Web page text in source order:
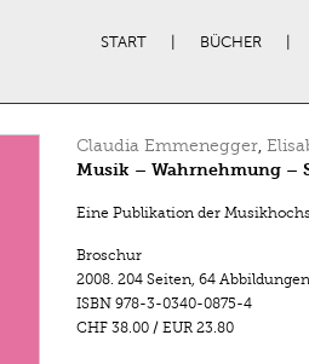
START BÜCHER
Claudia Emmenegger,
Musik – Wahrnehmung –
Eine Publikation der
Broschur
2008. 204 Seiten, 64
ISBN 978-3-0340-0875-4
CHF 38.00/ EUR 23.80